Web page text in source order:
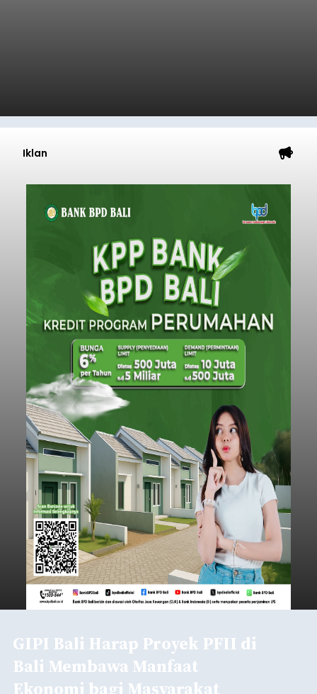
Iklan
GIPI Bali Harap Proyek PFII di
Bali Membawa Manfaat
Ekonomi bagi Masyarakat